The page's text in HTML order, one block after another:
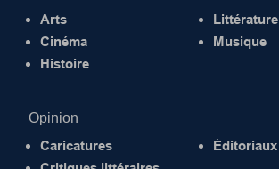
Arts
Cinéma
Histoire
Littérature
Musique
Opinion
Caricatures
Éditoriaux